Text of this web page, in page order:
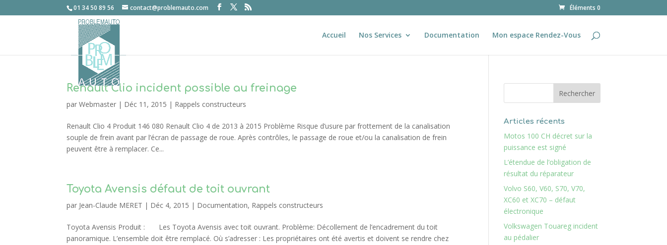
01 34 50 89 56 contact@problemauto.com Éléments 0
Accueil Nos Services Documentation Mon espace Rendez-Vous
Renault Clio incident possible au freinage
parWebmaster | Déc 11, 2015 | Rappels constructeurs
Renault Clio 4 Produit 146 080 Renault Clio 4 de 2013 à 2015 Problème Risque d’usure par frottement de la canalisation
souple de frein avant par l’écran de passage de roue. Après contrôles, le passage de roue et/ou la canalisation de frein
peuvent être à remplacer. Ce...
Toyota Avensis défaut de toit ouvrant
par Jean-Claude MERET | Déc 4, 2015 | Documentation, Rappels constructeurs
Toyota Avensis Produit : Les Toyota Avensis avec toit ouvrant. Problème: Décollement de l’encadrement du toit
panoramique. L’ensemble doit être remplacé. Où s’adresser : Les propriétaires ont été avertis et doivent se rendre chez
Articles récents
Motos 100 CH décret sur la
puissance est signé
L’étendue de l’obligation de
résultat du réparateur
Volvo S60, V60, S70, V70,
XC60 et XC70 – défaut
électronique
Volkswagen Touareg incident
au pédalier